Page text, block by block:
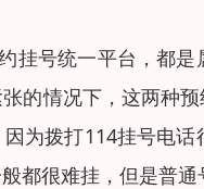
挂号统一平台，都
的情况下，这两种
为拨打114挂号电
都很难挂，但是普通